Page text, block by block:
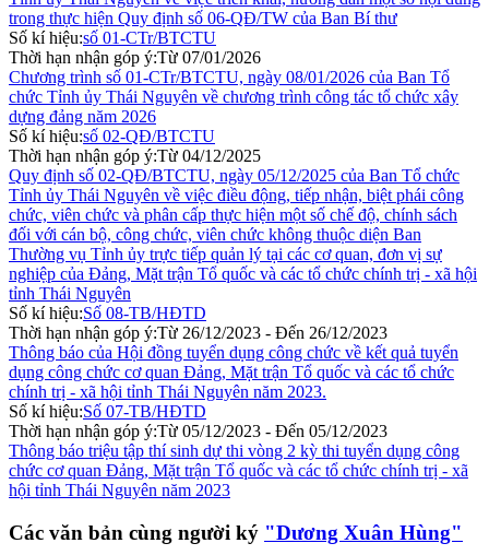
trong thực hiện Quy định số 06-QĐ/TW của Ban Bí thư
Số kí hiệu:số 01-CTr/BTCTU
Thời hạn nhận góp ý:Từ 07/01/2026
Chương trình số 01-CTr/BTCTU, ngày 08/01/2026 của Ban Tổ
chức Tỉnh ủy Thái Nguyên về chương trình công tác tổ chức xây
dựng đảng năm 2026
Số kí hiệu:số 02-QĐ/BTCTU
Thời hạn nhận góp ý:Từ 04/12/2025
Quy định số 02-QĐ/BTCTU, ngày 05/12/2025 của Ban Tổ chức
Tỉnh ủy Thái Nguyên về việc điều động, tiếp nhận, biệt phái công
chức, viên chức và phân cấp thực hiện một số chế độ, chính sách
đối với cán bộ, công chức, viên chức không thuộc diện Ban
Thường vụ Tỉnh ủy trực tiếp quản lý tại các cơ quan, đơn vị sự
nghiệp của Đảng, Mặt trận Tổ quốc và các tổ chức chính trị - xã hội
tỉnh Thái Nguyên
Số kí hiệu:Số 08-TB/HĐTD
Thời hạn nhận góp ý:Từ 26/12/2023 - Đến 26/12/2023
Thông báo của Hội đồng tuyển dụng công chức về kết quả tuyển
dụng công chức cơ quan Đảng, Mặt trận Tổ quốc và các tổ chức
chính trị - xã hội tỉnh Thái Nguyên năm 2023.
Số kí hiệu:Số 07-TB/HĐTD
Thời hạn nhận góp ý:Từ 05/12/2023 - Đến 05/12/2023
Thông báo triệu tập thí sinh dự thi vòng 2 kỳ thi tuyển dụng công
chức cơ quan Đảng, Mặt trận Tổ quốc và các tổ chức chính trị - xã
hội tỉnh Thái Nguyên năm 2023
Các văn bản cùng người ký "Dương Xuân Hùng"